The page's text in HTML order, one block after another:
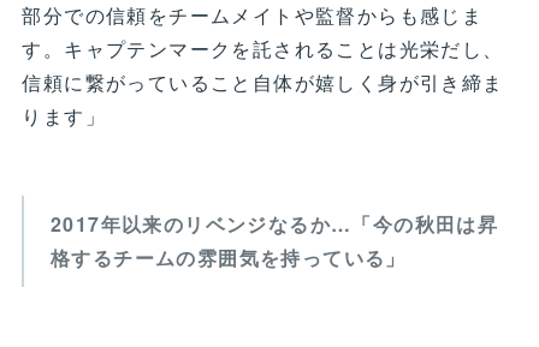
部分での信頼をチームメイトや監督からも感じま
す。キャプテンマークを託されることは光栄だし、
信頼に繋がっていること自体が嬉しく身が引き締ま
ります」
2017年以来のリベンジなるか…「今の秋田は昇
格するチームの雰囲気を持っている」